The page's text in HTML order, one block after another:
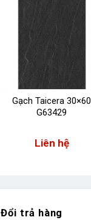
Gạch Taicera 30×60
G63429
Liên hệ
Đổi trả hàng